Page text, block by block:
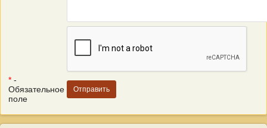
* -
Обязательное
поле